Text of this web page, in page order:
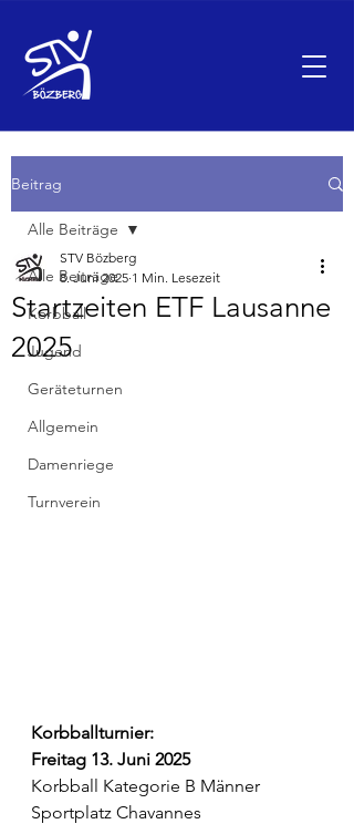
Beitrag
Alle Beiträge
Korbball
Jugend
Geräteturnen
Allgemein
Damenriege
Turnverein
Alle Beiträge
Startzeiten ETF Lausanne
2025
STV Bözberg
8. Juni 2025 1 Min. Lesezeit
Korbballturnier:
Freitag 13. Juni 2025
Korbball Kategorie B Männer
Sportplatz Chavannes